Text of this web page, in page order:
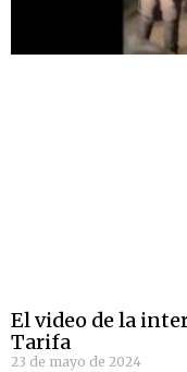
El video de la
Tarifa
23 de mayo de 2024